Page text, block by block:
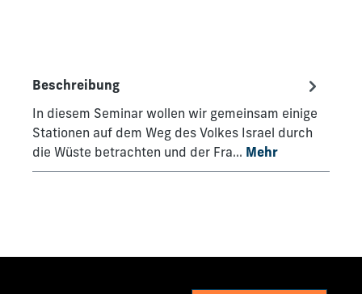
Beschreibung
In diesem Seminar wollen wir gemeinsam einige
Stationen auf dem Weg des Volkes Israel durch
die Wüste betrachten und der Fra… Mehr